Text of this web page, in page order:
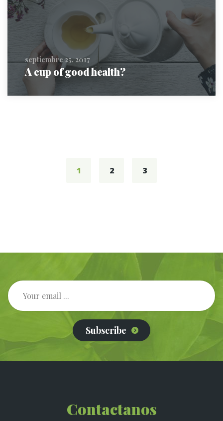
septiembre 25, 2017
A cup of good health?
1 2 3
Subscribe
Contactanos